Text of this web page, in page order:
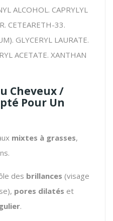
ALCOHOL. CAPRYLYL
CETEARETH-33.
GLYCERYL LAURATE.
ACETATE. XANTHAN
Cheveux /
Pour Un
mixtes à grasses,
des brillances (visage
pores dilatés et
.